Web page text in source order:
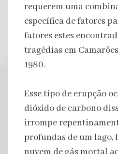
requerem uma
específica de fatores
fatores estes
tragédias em
1980.
Esse tipo de erupção
dióxido de carbono
irrompe
profundas de um lago,